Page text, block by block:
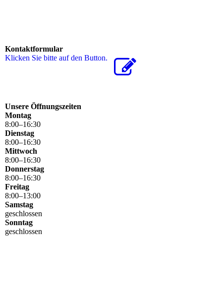
Kontaktformular
Klicken Sie bitte auf den Button.
Unsere Öffnungszeiten
Montag
8:00–16:30
Dienstag
8:00–16:30
Mittwoch
8:00–16:30
Donnerstag
8:00–16:30
Freitag
8:00–13:00
Samstag
geschlossen
Sonntag
geschlossen